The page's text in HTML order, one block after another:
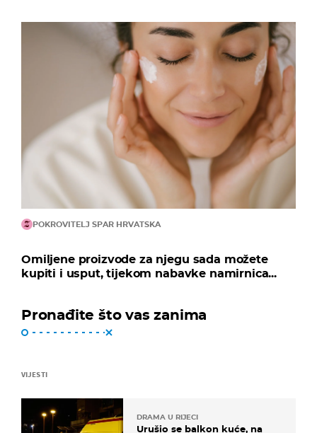
POKROVITELJ SPAR HRVATSKA
Omiljene proizvode za njegu sada možete
kupiti i usput, tijekom nabavke namirnica...
Pronađite što vas zanima
VIJESTI
DRAMA U RIJECI
Urušio se balkon kuće, na